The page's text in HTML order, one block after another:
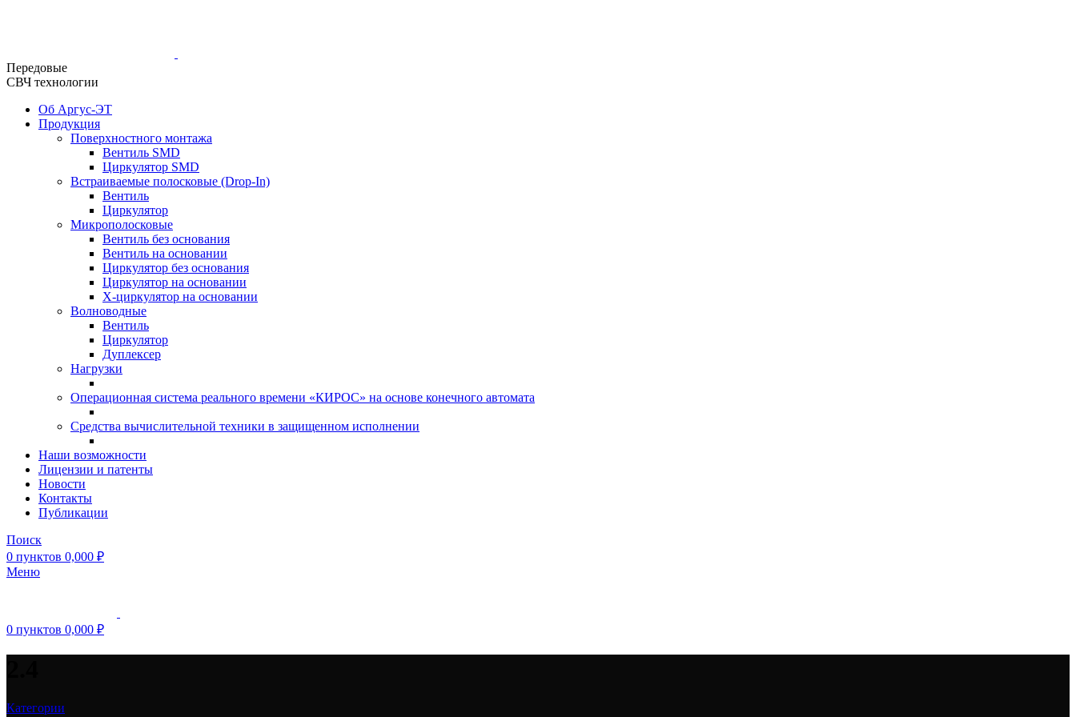
Передовые
СВЧ технологии
Об Аргус-ЭТ
Продукция
Поверхностного монтажа
Вентиль SMD
Циркулятор SMD
Встраиваемые полосковые (Drop-In)
Вентиль
Циркулятор
Микрополосковые
Вентиль без основания
Вентиль на основании
Циркулятор без основания
Циркулятор на основании
Х-циркулятор на основании
Волноводные
Вентиль
Циркулятор
Дуплексер
Нагрузки
Операционная система реального времени «КИРОС» на основе конечного автомата
Средства вычислительной техники в защищенном исполнении
Наши возможности
Лицензии и патенты
Новости
Контакты
Публикации
Поиск
0 пунктов 0,000 ₽
Меню
0 пунктов 0,000 ₽
Категории